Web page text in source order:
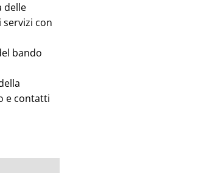
delle
con
bando
e contatti